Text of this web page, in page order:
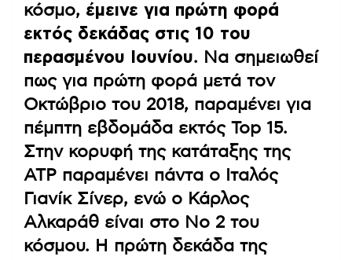
κόσμο, έμεινε για πρώτη φορά
εκτός δεκάδας στις 10 του
περασμένου Ιουνίου. Να σημειωθεί
πως για πρώτη φορά μετά τον
Οκτώβριο του 2018, παραμένει για
πέμπτη εβδομάδα εκτός Top 15.
Στην κορυφή της κατάταξης της
ATP παραμένει πάντα ο Ιταλός
Γιανίκ Σίνερ, ενώ ο Κάρλος
Αλκαράθ είναι στο Νο 2 του
κόσμου. Η πρώτη δεκάδα της